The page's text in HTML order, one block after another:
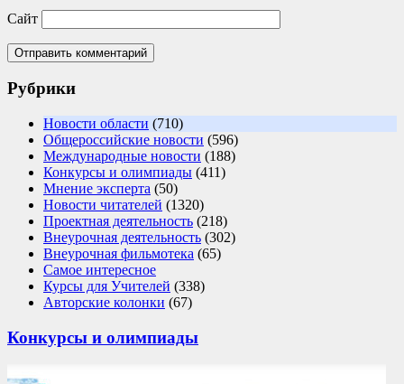
Сайт
Рубрики
Новости области (710)
Общероссийские новости (596)
Международные новости (188)
Конкурсы и олимпиады (411)
Мнение эксперта (50)
Новости читателей (1320)
Проектная деятельность (218)
Внеурочная деятельность (302)
Внеурочная фильмотека (65)
Самое интересное
Курсы для Учителей (338)
Авторские колонки (67)
Конкурсы и олимпиады